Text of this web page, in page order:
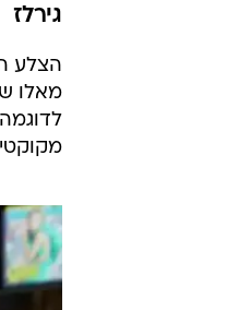
גירלז
הצלע
מאלו